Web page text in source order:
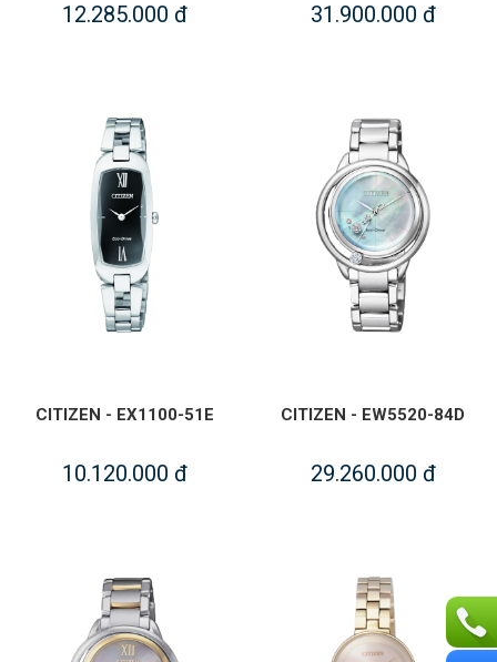
12.285.000 đ 31.900.000 đ
CITIZEN - EX1100-51E
10.120.000 đ
CITIZEN - EW5520-84D
29.260.000 đ